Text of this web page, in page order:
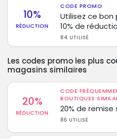
10%
RÉDUCTION
CODE PROMO
Utilisez ce
10% de
84 UTILISÉ
Les codes promo les plus
magasins similaires
20%
RÉDUCTION
CODE
BOUTIQUES
20% de remise
86 UTILISÉ